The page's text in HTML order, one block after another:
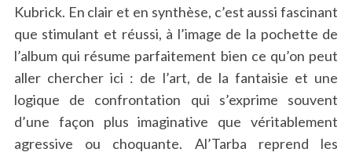
Kubrick. En clair et en synthèse, c’est aussi fascinant
que stimulant et réussi, à l’image de la pochette de
l’album qui résume parfaitement bien ce qu’on peut
aller chercher ici : de l’art, de la fantaisie et une
logique de confrontation qui s’exprime souvent
d’une façon plus imaginative que véritablement
agressive ou choquante. Al’Tarba reprend les